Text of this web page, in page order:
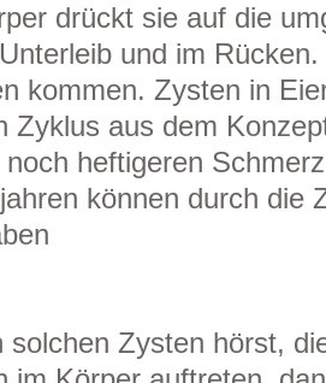
drückt sie auf die
und im
kommen. Zysten in
Zyklus aus dem
heftigeren
können durch die
solchen Zysten hörst,